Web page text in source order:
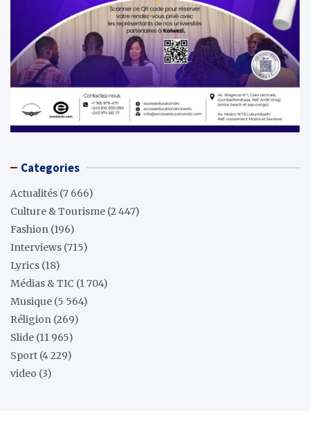
Categories
Actualités (7 666)
Culture & Tourisme (2 447)
Fashion (196)
Interviews (715)
Lyrics (18)
Médias & TIC (1 704)
Musique (5 564)
Réligion (269)
Slide (11 965)
Sport (4 229)
video (3)